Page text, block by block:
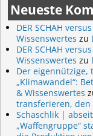
Neueste
DER SCHAH
Wissenswertes zu
DER SCHAH
Wissenswertes zu
Der eigennützige,
„Klimawandel“:
& Wissenswertes
transferieren, den
Schaschlik |
„Waffengruppe“